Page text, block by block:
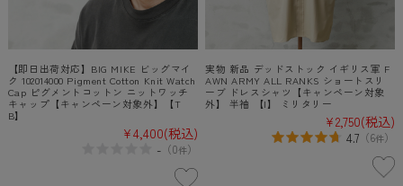
【即日出荷対応】BIG MIKE ビッグマイ
ク 102014000 Pigment Cotton Knit Watch
Cap ピグメントコットン ニットワッチ
キャップ【キャンペーン対象外】【T
B】
¥4,400(税込)
-（0件）
実物 新品 デッドストック イギリス軍 F
AWN ARMY ALL RANKS ショートスリ
ーブ ドレスシャツ【キャンペーン対象
外】 半袖 【I】 ミリタリー
¥2,750(税込)
4.7 （6件）